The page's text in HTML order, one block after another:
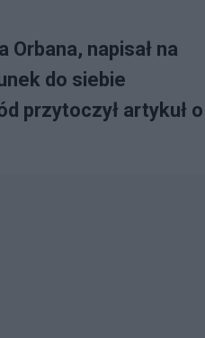
napisał na
do siebie
przytoczył artykuł o